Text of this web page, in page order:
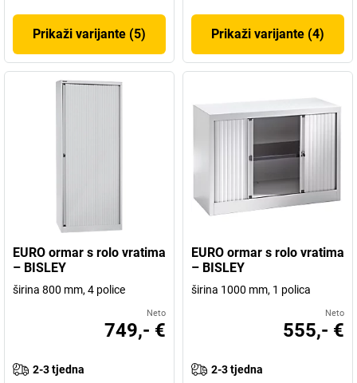
Prikaži varijante (5) Prikaži varijante (4)
EURO ormar s rolo vratima
– BISLEY
širina 800 mm, 4 police
Neto
749,- €
2-3 tjedna
EURO ormar s rolo vratima
– BISLEY
širina 1000 mm, 1 polica
Neto
555,- €
2-3 tjedna